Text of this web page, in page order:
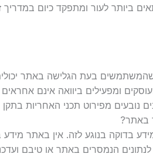
ביותר לעור ומתפקד כיום
שהמשתמשים בעת הגלישה באתר
ומפעילים ביוואה אינם
מפירוט תכני האחריות בתקן
באתר?
בדוקה בנוגע לזה. אין באתר
הנמסרים באתר או טיבם